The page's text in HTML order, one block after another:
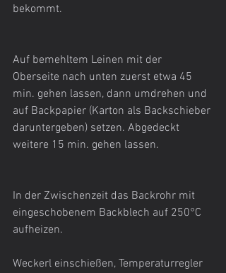
bekommt.
Auf bemehltem Leinen mit der
Oberseite nach unten zuerst etwa 45
min. gehen lassen, dann umdrehen und
auf Backpapier (Karton als Backschieber
daruntergeben) setzen. Abgedeckt
weitere 15 min. gehen lassen.
In der Zwischenzeit das Backrohr mit
eingeschobenem Backblech auf 250°C
aufheizen.
Weckerl einschießen, Temperaturregler